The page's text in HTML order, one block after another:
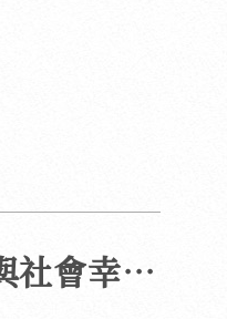
國內生產總值與社會幸福感